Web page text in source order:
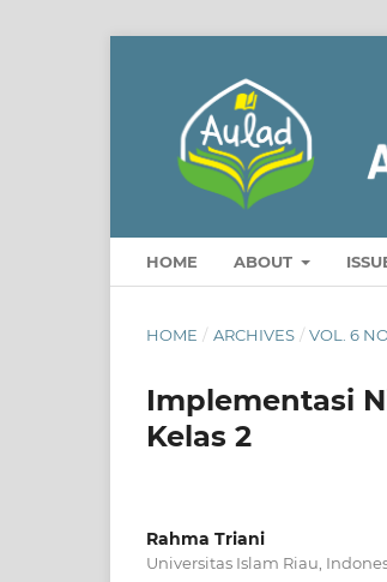
HOME ABOUT
HOME / ARCHIVES / VOL. 6
Implementasi
Kelas 2
Rahma Triani
Universitas Islam Riau,